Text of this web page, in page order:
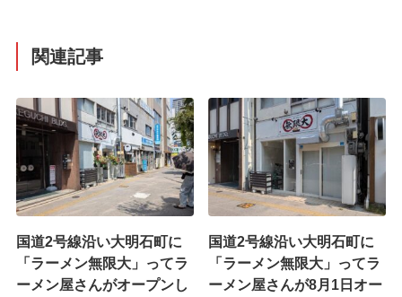
関連記事
国道2号線沿い大明石町に
「ラーメン無限大」ってラ
ーメン屋さんがオープンし
国道2号線沿い大明石町に
「ラーメン無限大」ってラ
ーメン屋さんが8月1日オー